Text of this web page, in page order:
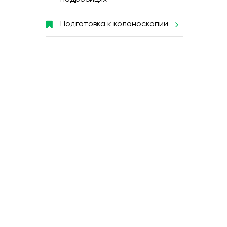
Подготовка к колоноскопии